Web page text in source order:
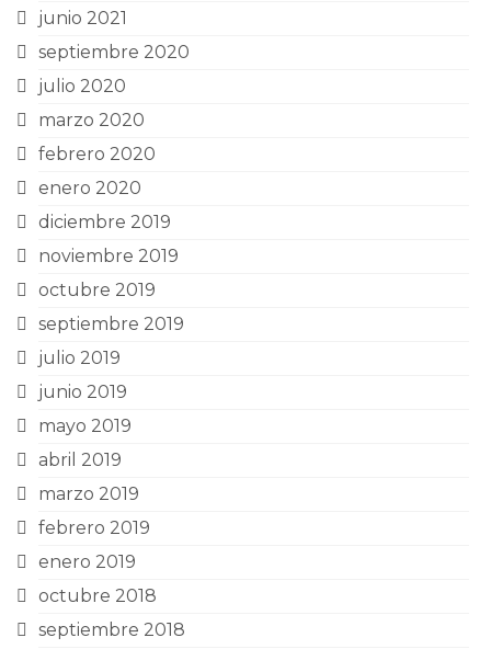
junio 2021
septiembre 2020
julio 2020
marzo 2020
febrero 2020
enero 2020
diciembre 2019
noviembre 2019
octubre 2019
septiembre 2019
julio 2019
junio 2019
mayo 2019
abril 2019
marzo 2019
febrero 2019
enero 2019
octubre 2018
septiembre 2018